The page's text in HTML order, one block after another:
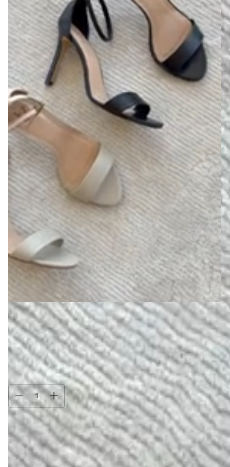
Tamanho: 34
34 38 35 36 37 39
Atenção, última peça!
Compra protegida
Seus dados cuidados durante toda a compra.
Trocas e devoluções
Se não gostar, você pode trocar ou devolver.